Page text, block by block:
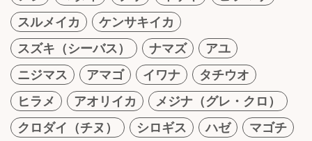
スルメイカ
ケンサキイカ
スズキ（シーバス）
ナマズ
アユ
ニジマス
アマゴ イワナ
タチウオ
ヒラメ
アオリイカ
メジナ（グレ・クロ）
クロダイ（チヌ）
シロギス ハゼ
マゴチ